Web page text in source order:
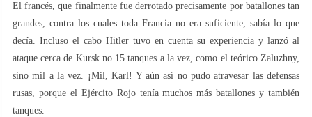
El francés, que finalmente fue derrotado precisamente por batallones tan
grandes, contra los cuales toda Francia no era suficiente, sabía lo que
decía. Incluso el cabo Hitler tuvo en cuenta su experiencia y lanzó al
ataque cerca de Kursk no 15 tanques a la vez, como el teórico Zaluzhny,
sino mil a la vez. ¡Mil, Karl! Y aún así no pudo atravesar las defensas
rusas, porque el Ejército Rojo tenía muchos más batallones y también
tanques.